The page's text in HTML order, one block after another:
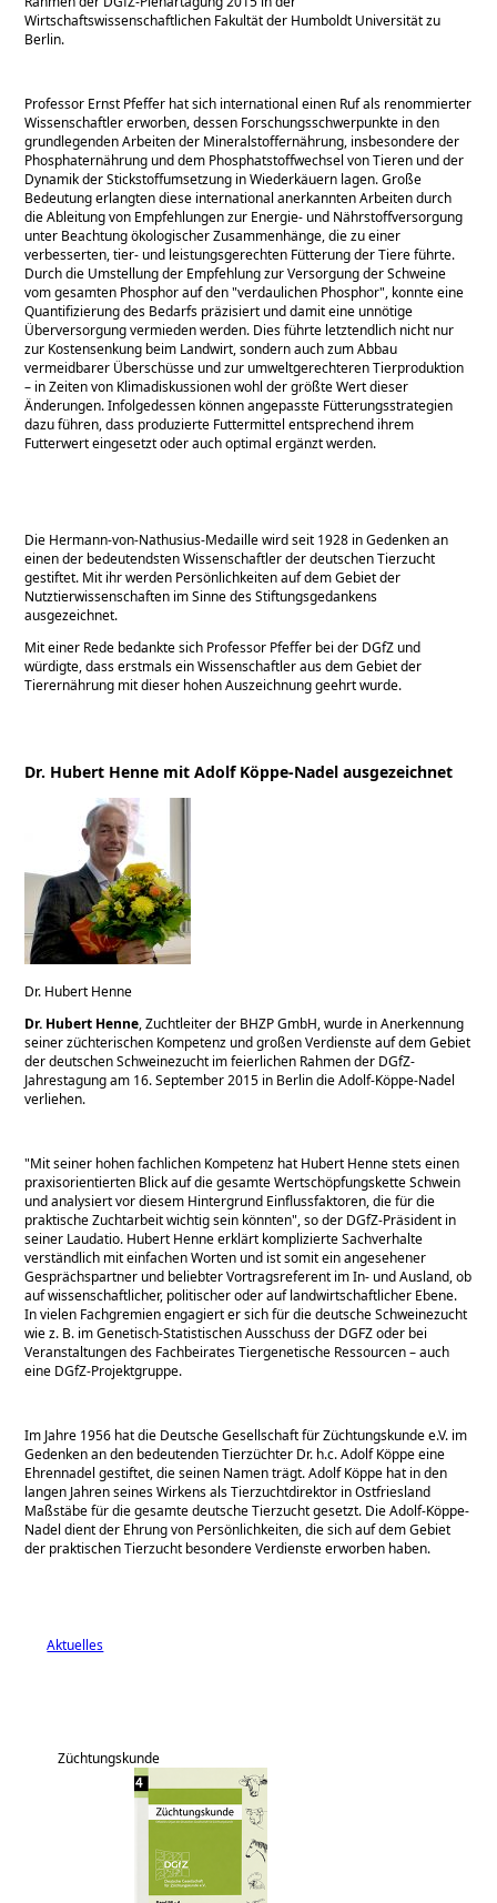
Wirtschaftswissenschaftlichen Fakultät der Humboldt Universität zu
Berlin.
Professor Ernst Pfeffer hat sich international einen Ruf als renommierter
Wissenschaftler erworben, dessen Forschungsschwerpunkte in den
grundlegenden Arbeiten der Mineralstoffernährung, insbesondere der
Phosphaternährung und dem Phosphatstoffwechsel von Tieren und der
Dynamik der Stickstoffumsetzung in Wiederkäuern lagen. Große
Bedeutung erlangten diese international anerkannten Arbeiten durch
die Ableitung von Empfehlungen zur Energie- und Nährstoffversorgung
unter Beachtung ökologischer Zusammenhänge, die zu einer
verbesserten, tier- und leistungsgerechten Fütterung der Tiere führte.
Durch die Umstellung der Empfehlung zur Versorgung der Schweine
vom gesamten Phosphor auf den verdaulichen Phosphor , konnte eine
Quantifizierung des Bedarfs präzisiert und damit eine unnötige
Überversorgung vermieden werden. Dies führte letztendlich nicht nur
zur Kostensenkung beim Landwirt, sondern auch zum Abbau
vermeidbarer Überschüsse und zur umweltgerechteren Tierproduktion
– in Zeiten von Klimadiskussionen wohl der größte Wert dieser
Änderungen. Infolgedessen können angepasste Fütterungsstrategien
dazu führen, dass produzierte Futtermittel entsprechend ihrem
Futterwert eingesetzt oder auch optimal ergänzt werden.
Die Hermann-von-Nathusius-Medaille wird seit 1928 in Gedenken an
einen der bedeutendsten Wissenschaftler der deutschen Tierzucht
gestiftet. Mit ihr werden Persönlichkeiten auf dem Gebiet der
Nutztierwissenschaften im Sinne des Stiftungsgedankens
ausgezeichnet.
Mit einer Rede bedankte sich Professor Pfeffer bei der DGfZ und
würdigte, dass erstmals ein Wissenschaftler aus dem Gebiet der
Tierernährung mit dieser hohen Auszeichnung geehrt wurde.
Dr. Hubert Henne mit Adolf Köppe-Nadel ausgezeichnet
Dr. Hubert Henne
Dr. Hubert Henne, Zuchtleiter der BHZP GmbH, wurde in Anerkennung
seiner züchterischen Kompetenz und großen Verdienste auf dem Gebiet
der deutschen Schweinezucht im feierlichen Rahmen der DGfZ-
Jahrestagung am 16. September 2015 in Berlin die Adolf-Köppe-Nadel
verliehen.
Mit seiner hohen fachlichen Kompetenz hat Hubert Henne stets einen
praxisorientierten Blick auf die gesamte Wertschöpfungskette Schwein
und analysiert vor diesem Hintergrund Einflussfaktoren, die für die
praktische Zuchtarbeit wichtig sein könnten , so der DGfZ-Präsident in
seiner Laudatio. Hubert Henne erklärt komplizierte Sachverhalte
verständlich mit einfachen Worten und ist somit ein angesehener
Gesprächspartner und beliebter Vortragsreferent im In- und Ausland, ob
auf wissenschaftlicher, politischer oder auf landwirtschaftlicher Ebene.
In vielen Fachgremien engagiert er sich für die deutsche Schweinezucht
wie z. B. im Genetisch-Statistischen Ausschuss der DGFZ oder bei
Veranstaltungen des Fachbeirates Tiergenetische Ressourcen – auch
eine DGfZ-Projektgruppe.
Im Jahre 1956 hat die Deutsche Gesellschaft für Züchtungskunde e.V. im
Gedenken an den bedeutenden Tierzüchter Dr. h.c. Adolf Köppe eine
Ehrennadel gestiftet, die seinen Namen trägt. Adolf Köppe hat in den
langen Jahren seines Wirkens als Tierzuchtdirektor in Ostfriesland
Maßstäbe für die gesamte deutsche Tierzucht gesetzt. Die Adolf-Köppe-
Nadel dient der Ehrung von Persönlichkeiten, die sich auf dem Gebiet
der praktischen Tierzucht besondere Verdienste erworben haben.
Aktuelles
Züchtungskunde